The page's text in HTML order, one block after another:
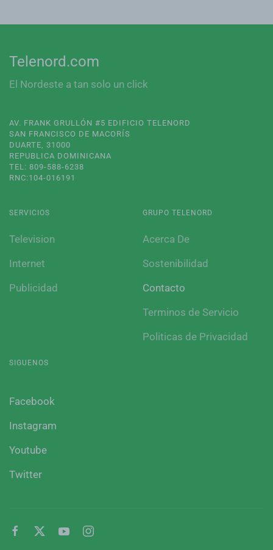
Telenord.com
El Nordeste a tan solo un click
AV. FRANK GRULLÓN #5 EDIFICIO TELENORD
SAN FRANCISCO DE MACORÍS
DUARTE, 31000
REPUBLICA DOMINICANA
TEL: 809-588-6238
RNC:104-016191
SERVICIOS
Television
Internet
Publicidad
GRUPO TELENORD
Acerca De
Sostenibilidad
Contacto
Terminos de Servicio
Politicas de Privacidad
SIGUENOS
Facebook
Instagram
Youtube
Twitter